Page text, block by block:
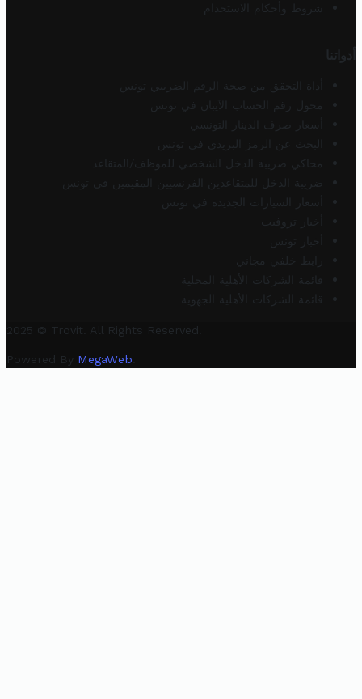
شروط وأحكام الاستخدام
أدواتنا
أداة التحقق من صحة الرقم الضريبي تونس
محول رقم الحساب الآيبان في تونس
أسعار صرف الدينار التونسي
البحث عن الرمز البريدي في تونس
محاكي ضريبة الدخل الشخصي للموظف/المتقاعد
ضريبة الدخل للمتقاعدين الفرنسيين المقيمين في تونس
أسعار السيارات الجديدة في تونس
أخبار تروفيت
أخبار تونس
رابط خلفي مجاني
قائمة الشركات الأهلية المحلية
قائمة الشركات الأهلية الجهوية
2025 © Trovit. All Rights Reserved.
Powered By MegaWeb